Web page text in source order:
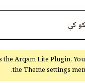
کې
Arqam Lite Plugin,
the Theme settings